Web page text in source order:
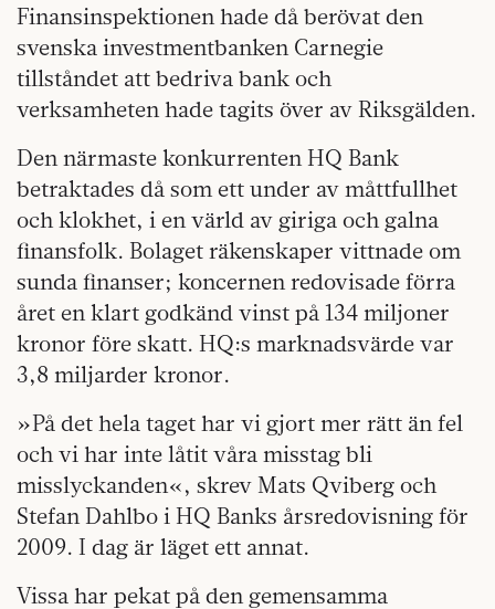
Finansinspektionen hade då berövat den
svenska investmentbanken Carnegie
tillståndet att bedriva bank och
verksamheten hade tagits över av Riksgälden.
Den närmaste konkurrenten HQ Bank
betraktades då som ett under av måttfullhet
och klokhet, i en värld av giriga och galna
finansfolk. Bolaget räkenskaper vittnade om
sunda finanser; koncernen redovisade förra
året en klart godkänd vinst på 134 miljoner
kronor före skatt. HQ:s marknadsvärde var
3,8 miljarder kronor.
»På det hela taget har vi gjort mer rätt än fel
och vi har inte låtit våra misstag bli
misslyckanden«, skrev Mats Qviberg och
Stefan Dahlbo i HQ Banks årsredovisning för
2009. I dag är läget ett annat.
Vissa har pekat på den gemensamma